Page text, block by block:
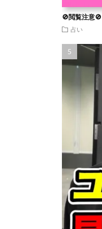
🚫閲覧注意
占い